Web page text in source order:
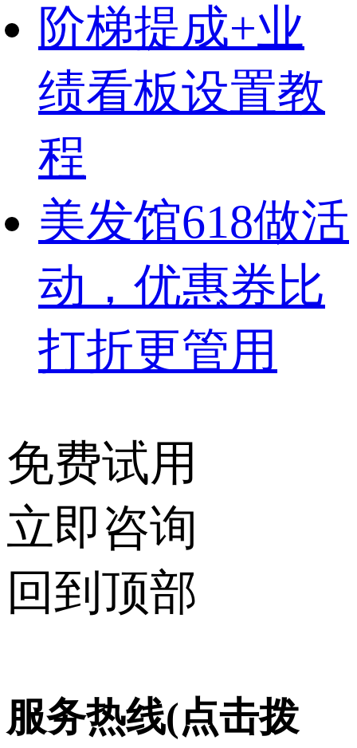
阶梯提成+业
绩看板设置教
程
美发馆618做活
动，优惠券比
打折更管用
免费试用
立即咨询
回到顶部
服务热线(点击拨